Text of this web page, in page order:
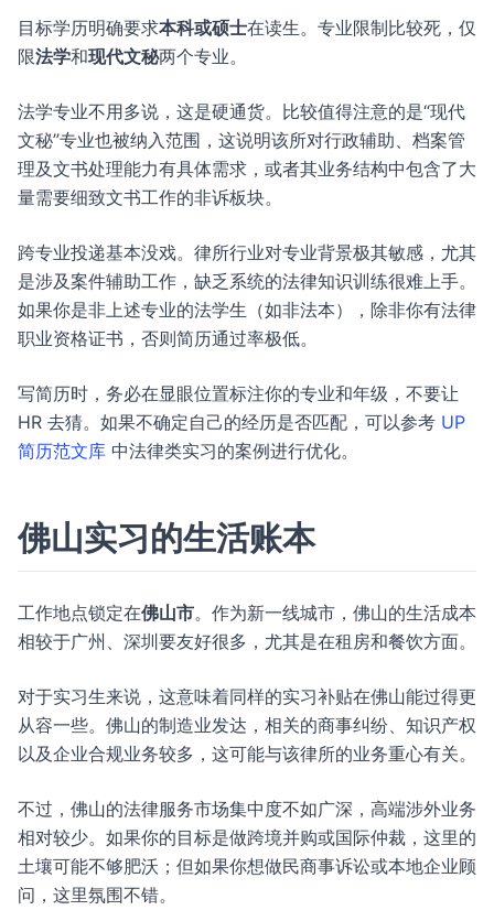
目标学历明确要求本科或硕士在读生。专业限制比较死，仅
限法学和现代文秘两个专业。
法学专业不用多说，这是硬通货。比较值得注意的是“现代
文秘”专业也被纳入范围，这说明该所对行政辅助、档案管
理及文书处理能力有具体需求，或者其业务结构中包含了大
量需要细致文书工作的非诉板块。
跨专业投递基本没戏。律所行业对专业背景极其敏感，尤其
是涉及案件辅助工作，缺乏系统的法律知识训练很难上手。
如果你是非上述专业的法学生（如非法本），除非你有法律
职业资格证书，否则简历通过率极低。
写简历时，务必在显眼位置标注你的专业和年级，不要让
HR 去猜。如果不确定自己的经历是否匹配，可以参考 UP
简历范文库 中法律类实习的案例进行优化。
佛山实习的生活账本
工作地点锁定在佛山市。作为新一线城市，佛山的生活成本
相较于广州、深圳要友好很多，尤其是在租房和餐饮方面。
对于实习生来说，这意味着同样的实习补贴在佛山能过得更
从容一些。佛山的制造业发达，相关的商事纠纷、知识产权
以及企业合规业务较多，这可能与该律所的业务重心有关。
不过，佛山的法律服务市场集中度不如广深，高端涉外业务
相对较少。如果你的目标是做跨境并购或国际仲裁，这里的
土壤可能不够肥沃；但如果你想做民商事诉讼或本地企业顾
问，这里氛围不错。